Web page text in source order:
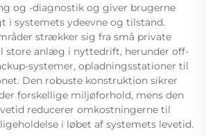
og -diagnostik og giver brugerne
i systemets ydeevne og tilstand.
strækker sig fra små private
store anlæg i nyttedrift, herunder off-
systemer, opladningsstationer til
Den robuste konstruktion sikrer
forskellige miljøforhold, mens den
reducerer omkostningerne til
i løbet af systemets levetid.